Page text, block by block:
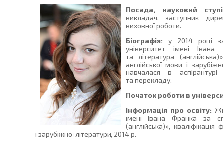
Посада, науковий
викладач, заступник
виховної роботи.
Біографія: у 2014 році
університет імені
та література
англійської мови і
навчалася в аспірантурі
та перекладу.
Початок роботи в
Інформація про освіту:
імені Івана Франка за
(англійська)»,
і зарубіжної літератури, 2014 р.